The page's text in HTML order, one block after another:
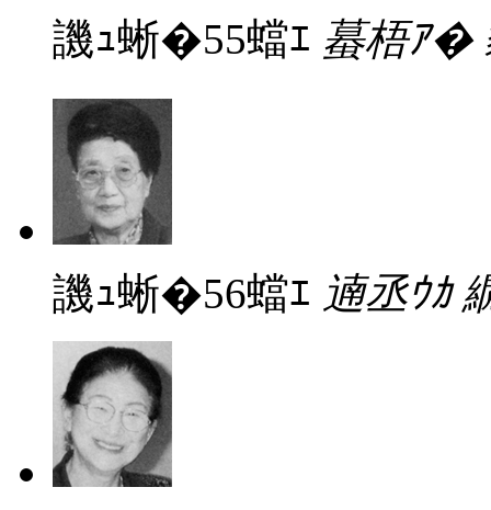
譏ｭ蜥�55蟷ｴ 蟇梧ｱ�
譏ｭ蜥�56蟷ｴ 遖丞ｳｶ